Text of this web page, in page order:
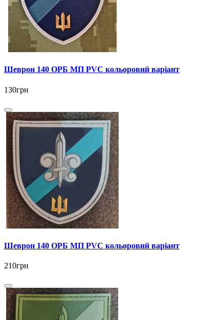
Шеврон 140 ОРБ МП PVC кольоровий варіант
130грн
Шеврон 140 ОРБ МП PVC кольоровий варіант
210грн